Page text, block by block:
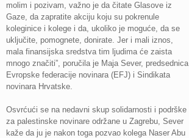
molim i pozivam, važno je da čitate Glasove iz
Gaze, da zapratite akciju koju su pokrenule
koleginice i kolege i da, ukoliko je moguće, da se
uključite, pomognete, donirate. Jer i mali iznos,
mala finansijska sredstva tim ljudima će zaista
mnogo značiti”, poručila je Maja Sever, predsednica
Evropske federacije novinara (EFJ) i Sindikata
novinara Hrvatske.
Osvrćući se na nedavni skup solidarnosti i podrške
za palestinske novinare održane u Zagrebu, Sever
kaže da ju je nakon toga pozvao kolega Naser Abu